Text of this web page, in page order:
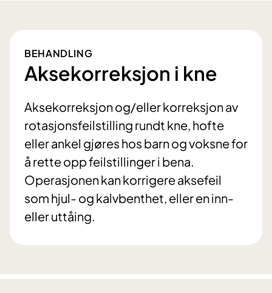
BEHANDLING
Aksekorreksjon i kne
Aksekorreksjon og/eller korreksjon av
rotasjonsfeilstilling rundt kne, hofte
eller ankel gjøres hos barn og voksne for
å rette opp feilstillinger i bena.
Operasjonen kan korrigere aksefeil
som hjul- og kalvbenthet, eller en inn-
eller uttåing.